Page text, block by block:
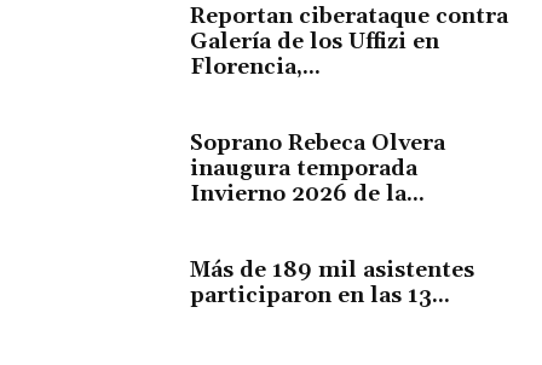
Reportan ciberataque contra
Galería de los Uffizi en
Florencia,...
Soprano Rebeca Olvera
inaugura temporada
Invierno 2026 de la...
Más de 189 mil asistentes
participaron en las 13...